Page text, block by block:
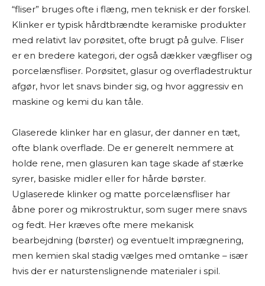
“fliser” bruges ofte i flæng, men teknisk er der forskel.
Klinker er typisk hårdtbrændte keramiske produkter
med relativt lav porøsitet, ofte brugt på gulve. Fliser
er en bredere kategori, der også dækker vægfliser og
porcelænsfliser. Porøsitet, glasur og overfladestruktur
afgør, hvor let snavs binder sig, og hvor aggressiv en
maskine og kemi du kan tåle.
Glaserede klinker har en glasur, der danner en tæt,
ofte blank overflade. De er generelt nemmere at
holde rene, men glasuren kan tage skade af stærke
syrer, basiske midler eller for hårde børster.
Uglaserede klinker og matte porcelænsfliser har
åbne porer og mikrostruktur, som suger mere snavs
og fedt. Her kræves ofte mere mekanisk
bearbejdning (børster) og eventuelt imprægnering,
men kemien skal stadig vælges med omtanke – især
hvis der er naturstenslignende materialer i spil.